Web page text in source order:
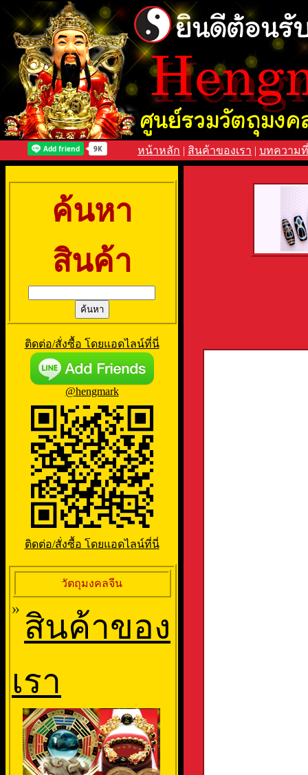
หน้าหลัก | สินค้าของเรา | บทความ
ค้นหา
สินค้า
ติดต่อ/สั่งซื้อ โดยแอดไลน์ที่นี่
@hengmark
ติดต่อ/สั่งซื้อ โดยแอดไลน์ที่นี่
วัตถุมงคลจีน
» สินค้าของ
เรา